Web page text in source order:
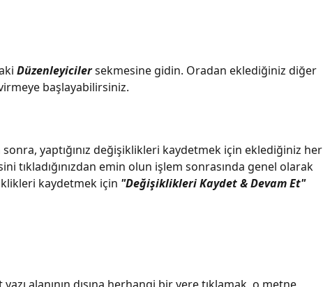
Düzenleyiciler sekmesine gidin. Oradan eklediğiniz diğer
başlayabilirsiniz.
yaptığınız değişiklikleri kaydetmek için eklediğiniz her
tıkladığınızdan emin olun işlem sonrasında genel olarak
kaydetmek için "Değişiklikleri Kaydet & Devam Et"